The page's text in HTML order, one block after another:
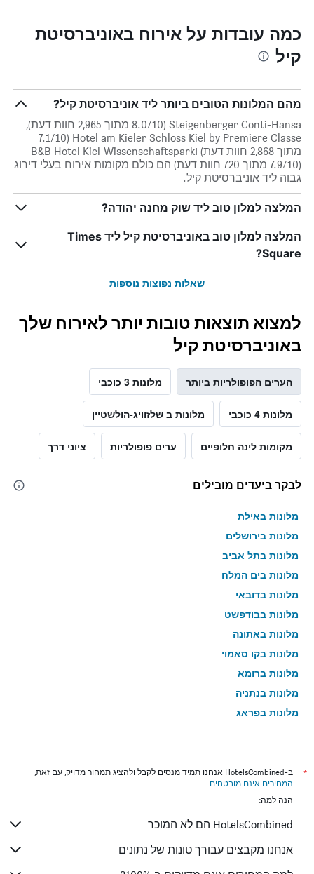
כמה עובדות על אירוח באוניברסיטת
קיל
מהם המלונות הטובים ביותר ליד אוניברסיטת קיל?
Steigenberger Conti-Hansa (8.0/10 מתוך 2,965 חוות דעת),
Hotel am Kieler Schloss Kiel by Premiere Classe (7.1/10
מתוך 2,868 חוות דעת) וB&B Hotel Kiel-Wissenschaftspark
(7.9/10 מתוך 720 חוות דעת) הם כולם מקומות אירוח בעלי דירוג
גבוה ליד אוניברסיטת קיל.
המלצה למלון טוב ליד שוק מחנה יהודה?
המלצה למלון טוב באוניברסיטת קיל ליד Times
Square?
שאלות נפוצות נוספות
למצוא תוצאות טובות יותר לאירוח שלך
באוניברסיטת קיל
הערים הפופולריות ביותר מלונות 3 כוכבי
מלונות 4 כוכבי מלונות ב שלזוויג-הולשטיין
מקומות לינה חלופיים ערים פופולריות ציוני דרך
לבקר ביעדים מובילים
מלונות באילת
מלונות בירושלים
מלונות בתל אביב
מלונות בים המלח
מלונות בדובאי
מלונות בבודפשט
מלונות באתונה
מלונות בקו סאמוי
מלונות ברומא
מלונות בנתניה
מלונות בפראג
מלונות בניו יורק
מלונות בבנגקוק
מלונות בבוקרשט
מלונות בפאפוס
מלונות בלימסול
*
ב-HotelsCombined אנחנו תמיד מנסים לקבל ולהציג תמחור מדויק, עם זאת,
המחירים אינם מובטחים.
הנה למה:
HotelsCombined הם לא המוכר
אנחנו מקבצים עבורך טונות של נתונים